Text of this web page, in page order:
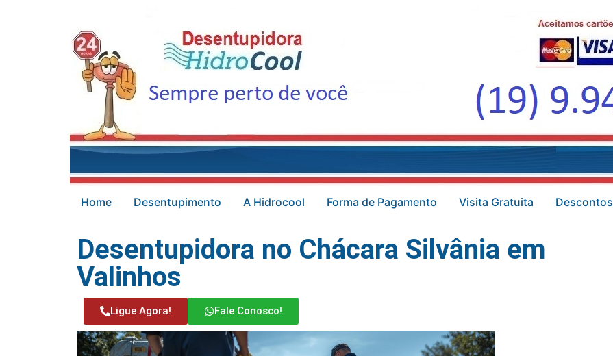
Home Desentupimento A Hidrocool Forma de Pagamento Visita Gratuita Descontos
Desentupidora no Chácara Silvânia em
Valinhos
Ligue Agora! Fale Conosco!